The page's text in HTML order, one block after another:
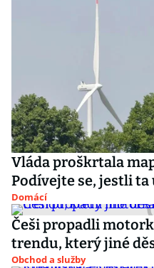
Vláda proškrtala
Podívejte se, jestli
Domácí
Češi propadli
trendu, který jiné
Obchod a služby